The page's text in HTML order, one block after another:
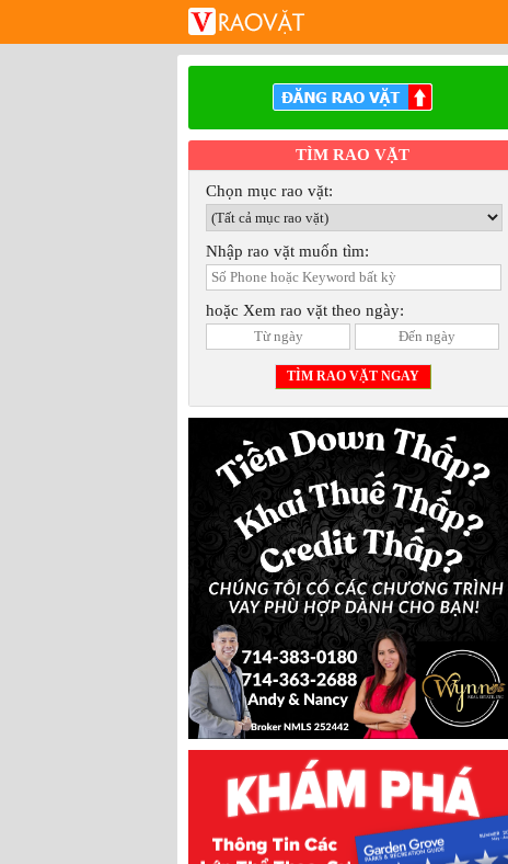
TÌM RAO VẶT
Chọn mục rao vặt:
Nhập rao vặt muốn tìm:
hoặc Xem rao vặt theo ngày: